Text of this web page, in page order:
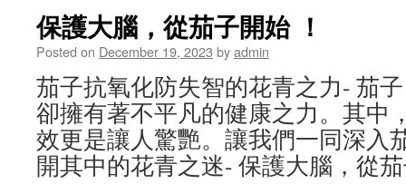
保護大腦，從茄子開始 ！
Posted on December 19, 2023 byadmin
茄子抗氧化防失智的花青之力- 茄
卻擁有著不平凡的健康之力。其中
效更是讓人驚艷。讓我們一同深入
開其中的花青之迷- 保護大腦，從